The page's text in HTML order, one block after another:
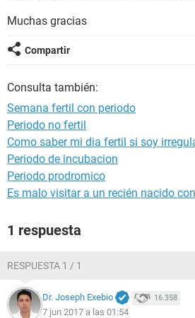
Muchas gracias
Compartir
Consulta también:
Semana fertil con periodo
Periodo no fertil
Como saber mi dia fertil si soy
Periodo de incubacion
Periodo prodromico
Es malo visitar a un recién nacido
1 respuesta
RESPUESTA 1 / 1
Dr. Joseph Exebio 16.358
7 jun 2017 a las 01:54